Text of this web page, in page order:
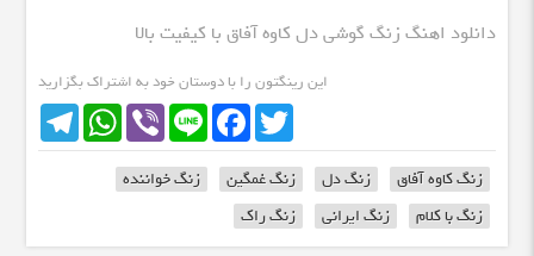
دانلود اهنگ زنگ گوشی دل کاوه آفاق با کیفیت بالا
این رینگتون را با دوستان خود به اشتراک بگزارید
TelegramWhatsApp Viber Line
FacebookTwitter
زنگ کاوه آفاق زنگ دل زنگ غمگین
زنگ خواننده
زنگ با کلام
زنگ ایرانی زنگ راک